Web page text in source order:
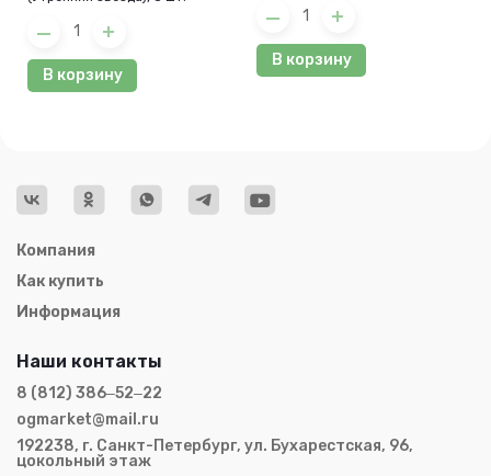
В корзину
В корзину
Компания
Как купить
Информация
Наши контакты
8 (812) 386‒52‒22
ogmarket@mail.ru
192238, г. Санкт-Петербург, ул. Бухарестская, 96,
цокольный этаж